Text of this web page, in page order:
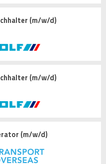
(m/w/d)
(m/w/d)
(m/w/d)